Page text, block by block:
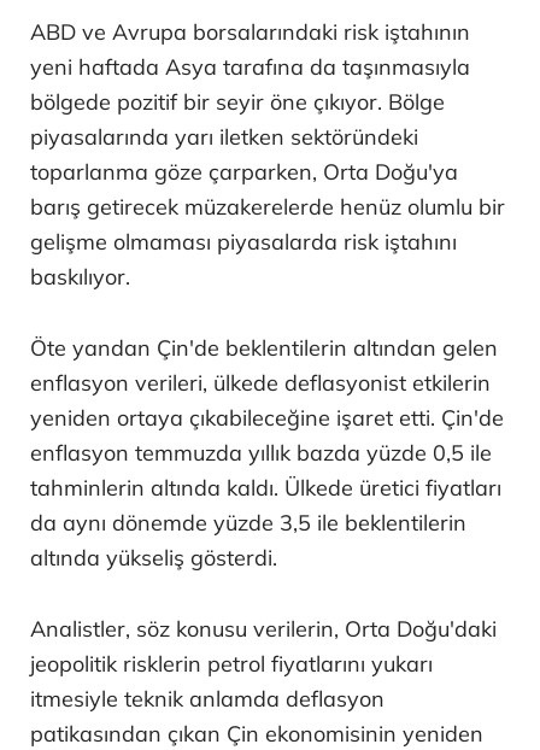
ABD ve Avrupa borsalarındaki risk iştahının
yeni haftada Asya tarafına da taşınmasıyla
bölgede pozitif bir seyir öne çıkıyor. Bölge
piyasalarında yarı iletken sektöründeki
toparlanma göze çarparken, Orta Doğu'ya
barış getirecek müzakerelerde henüz olumlu bir
gelişme olmaması piyasalarda risk iştahını
baskılıyor.
Öte yandan Çin'de beklentilerin altından gelen
enflasyon verileri, ülkede deflasyonist etkilerin
yeniden ortaya çıkabileceğine işaret etti. Çin'de
enflasyon temmuzda yıllık bazda yüzde 0,5 ile
tahminlerin altında kaldı. Ülkede üretici fiyatları
da aynı dönemde yüzde 3,5 ile beklentilerin
altında yükseliş gösterdi.
Analistler, söz konusu verilerin, Orta Doğu'daki
jeopolitik risklerin petrol fiyatlarını yukarı
itmesiyle teknik anlamda deflasyon
patikasından çıkan Çin ekonomisinin yeniden